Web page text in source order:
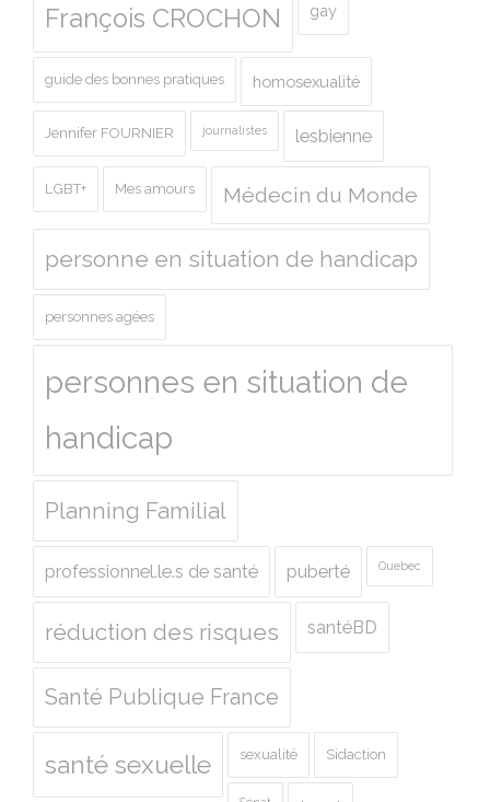
François CROCHON gay
guide des bonnes pratiques homosexualité
Jennifer FOURNIER journalistes lesbienne
LGBT+ Mes amours Médecin du Monde
personne en situation de handicap
personnes agées
personnes en situation de
handicap
Planning Familial
professionnel.le.s de santé puberté Quebec
réduction des risques santéBD
Santé Publique France
santé sexuelle sexualité Sidaction